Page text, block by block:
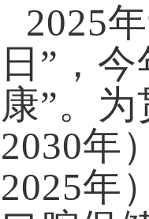
2025
日”，
康”。
2030年
2025年